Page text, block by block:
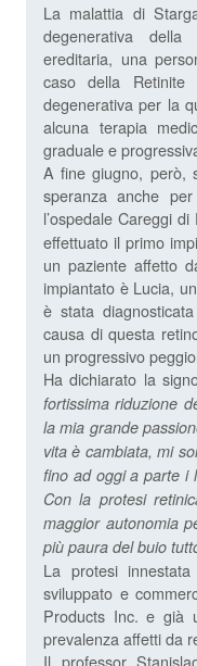
La malattia di
degenerativa
ereditaria, una
caso della Retinite
degenerativa per la
alcuna terapia
graduale e
A fine giugno, però,
speranza anche
l’ospedale Careggi
effettuato il primo
un paziente affetto
impiantato è Lucia,
è stata
causa di questa
un progressivo
Ha dichiarato la
fortissima riduzione
la mia grande
vita è cambiata, mi
fino ad oggi a parte i
Con la protesi
maggior autonomia
più paura del buio
La protesi
sviluppato e
Products Inc. e già
prevalenza affetti da